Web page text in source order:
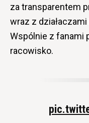
za transparentem
wraz z
Wspólnie z fanami
racowisko.